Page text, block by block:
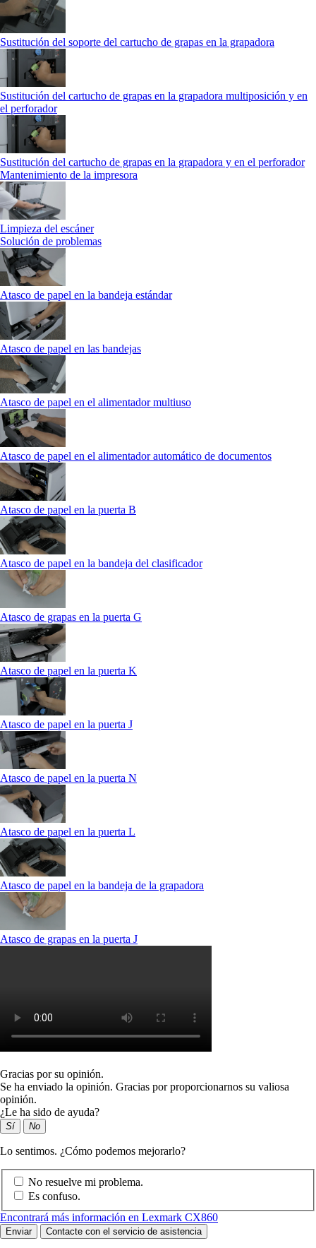
Sustitución del soporte del cartucho de grapas en la grapadora
Sustitución del cartucho de grapas en la grapadora multiposición y en
el perforador
Sustitución del cartucho de grapas en la grapadora y en el perforador
Mantenimiento de la impresora
Limpieza del escáner
Solución de problemas
Atasco de papel en la bandeja estándar
Atasco de papel en las bandejas
Atasco de papel en el alimentador multiuso
Atasco de papel en el alimentador automático de documentos
Atasco de papel en la puerta B
Atasco de papel en la bandeja del clasificador
Atasco de grapas en la puerta G
Atasco de papel en la puerta K
Atasco de papel en la puerta J
Atasco de papel en la puerta N
Atasco de papel en la puerta L
Atasco de papel en la bandeja de la grapadora
Atasco de grapas en la puerta J
Gracias por su opinión.
Se ha enviado la opinión. Gracias por proporcionarnos su valiosa
opinión.
¿Le ha sido de ayuda?
Sí No
Lo sentimos. ¿Cómo podemos mejorarlo?
No resuelve mi problema.
Es confuso.
Encontrará más información en Lexmark CX860
Enviar Contacte con el servicio de asistencia